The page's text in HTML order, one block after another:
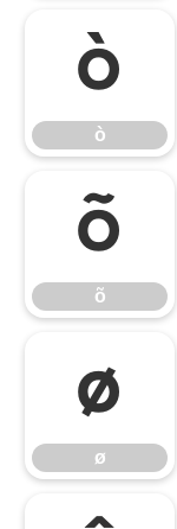
ò
ò
õ
õ
ø
ø